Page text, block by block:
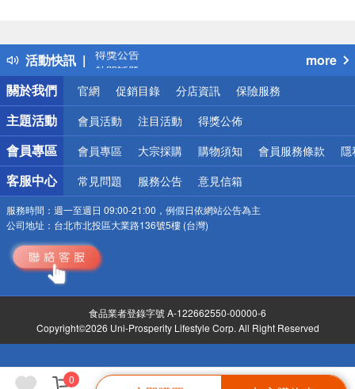
0
活動快訊
得獎公告
熱門話題
銀行優惠
偏遠地區配送
詐騙網頁！請小心！
more
關於我們
官網 促銷目錄 分店資訊 保險服務
主題活動 會員活動 注目活動 得獎公佈
會員專區 會員專區 大宗採購 購物須知 會員服務條款 隱
客服中心 常見問題 服務公告 意見信箱
服務時間： 週一至週日 09:00-21:00，例假日依網站公告為主
公司地址： 台北市北投區大業路136號5樓 (台灣)
食品業者登錄字號 A-122662550-00000-6
Copyright©2026 Uni-Prosperity Lifestyle Corp. All Right Reserved